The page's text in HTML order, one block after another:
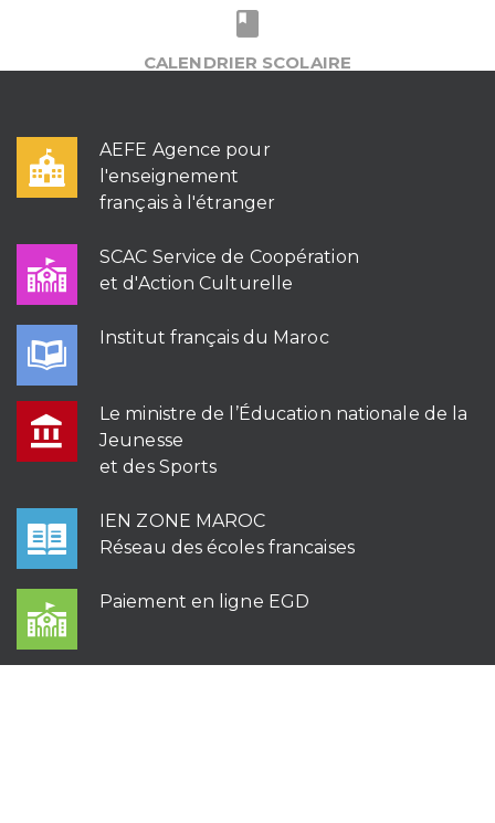
CALENDRIER SCOLAIRE
AEFE Agence pour
l'enseignement
français à l'étranger
SCAC Service de Coopération
et d'Action Culturelle
Institut français du Maroc
Le ministre de l’Éducation nationale de la
Jeunesse
et des Sports
IEN ZONE MAROC
Réseau des écoles francaises
Paiement en ligne EGD